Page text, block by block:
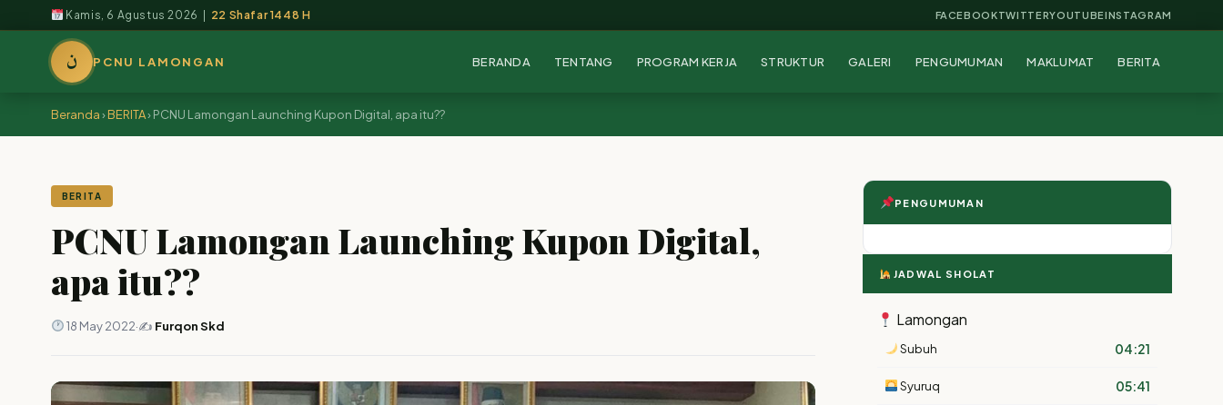
Kamis, 6 Agustus 2026 | 22 Shafar 1448 H FACEBOOKTWITTERYOUTUBEINSTAGRAM
ن PCNU LAMONGAN BERANDA TENTANG PROGRAM KERJA STRUKTUR GALERI PENGUMUMAN MAKLUMAT BERITA
Beranda›BERITA›PCNU Lamongan Launching Kupon Digital, apa itu??
BERITA
PCNU Lamongan Launching Kupon Digital,
apa itu??
18 May 2022·✍️ Furqon Skd
PENGUMUMAN
JADWAL SHOLAT
Lamongan
Subuh 04:21
Syuruq 05:41